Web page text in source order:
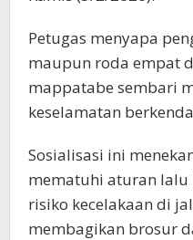
Petugas menyapa
maupun roda empat
mappatabe sembari
keselamatan
Sosialisasi ini
mematuhi aturan lalu
risiko kecelakaan di
membagikan brosur